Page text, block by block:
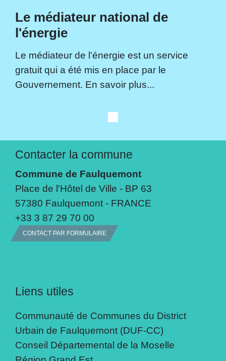
Le médiateur national de
l'énergie
Le médiateur de l'énergie est un service
gratuit qui a été mis en place par le
Gouvernement. En savoir plus...
Contacter la commune
Commune de Faulquemont
Place de l'Hôtel de Ville - BP 63
57380 Faulquemont - FRANCE
+33 3 87 29 70 00
CONTACT PAR FORMULAIRE
Liens utiles
Communauté de Communes du District
Urbain de Faulquemont (DUF-CC)
Conseil Départemental de la Moselle